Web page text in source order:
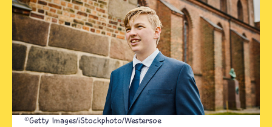
©Getty Images/iStockphoto/Westersoe